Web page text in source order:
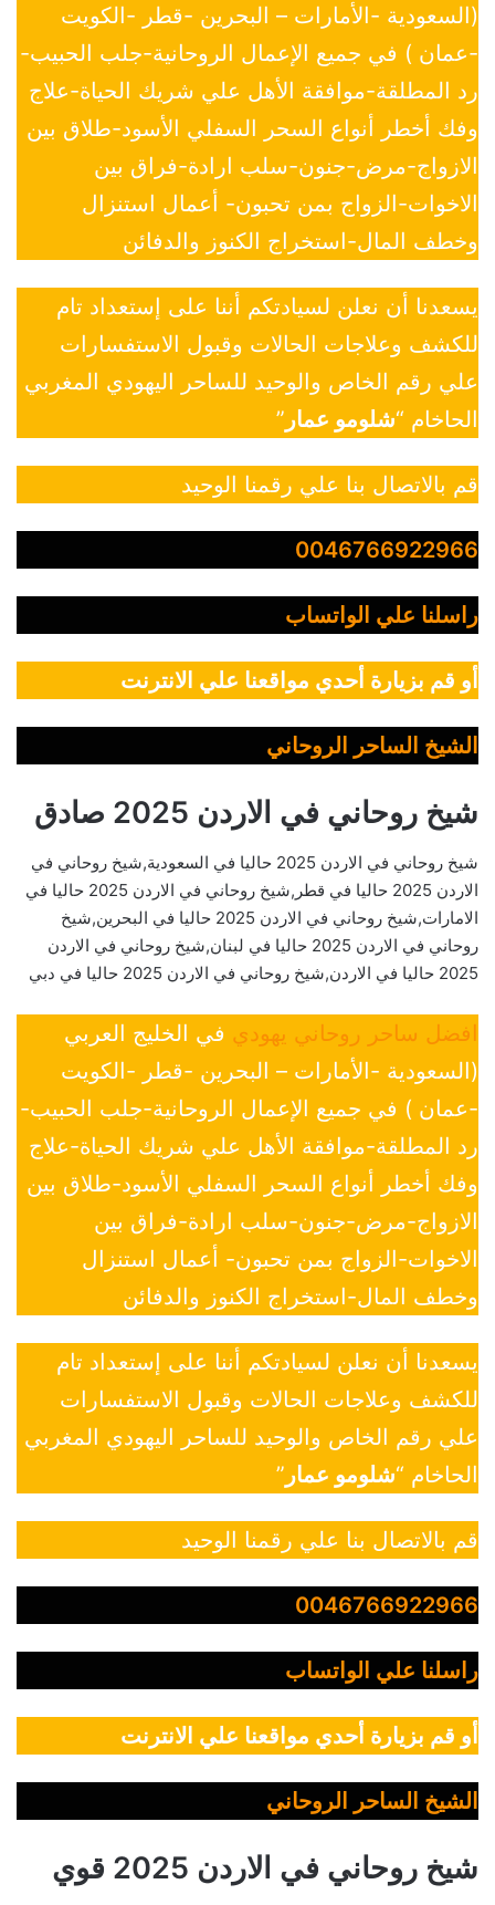
(السعودية -الأمارات – البحرين -قطر -الكويت
-عمان ) في جميع الإعمال الروحانية-جلب الحبيب-
رد المطلقة-موافقة الأهل علي شريك الحياة-علاج
وفك أخطر أنواع السحر السفلي الأسود-طلاق بين
الازواج-مرض-جنون-سلب ارادة-فراق بين
الاخوات-الزواج بمن تحبون- أعمال استنزال
وخطف المال-استخراج الكنوز والدفائن
يسعدنا أن نعلن لسيادتكم أننا على إستعداد تام
للكشف وعلاجات الحالات وقبول الاستفسارات
علي رقم الخاص والوحيد للساحر اليهودي المغربي
الحاخام “شلومو عمار ”
قم بالاتصال بنا علي رقمنا الوحيد
0046766922966
راسلنا علي الواتساب
أو قم بزيارة أحدي مواقعنا علي الانترنت
الشيخ الساحر الروحاني
شيخ روحاني في الاردن 2025 صادق
شيخ روحاني في الاردن 2025 حاليا في السعودية,شيخ روحاني في
الاردن 2025 حاليا في قطر,شيخ روحاني في الاردن 2025 حاليا في
الامارات,شيخ روحاني في الاردن 2025 حاليا في البحرين,شيخ
روحاني في الاردن 2025 حاليا في لبنان,شيخ روحاني في الاردن
2025 حاليا في الاردن,شيخ روحاني في الاردن 2025 حاليا في دبي
افضل ساحر روحاني يهودي في الخليج العربي
(السعودية -الأمارات – البحرين -قطر -الكويت
-عمان ) في جميع الإعمال الروحانية-جلب الحبيب-
رد المطلقة-موافقة الأهل علي شريك الحياة-علاج
وفك أخطر أنواع السحر السفلي الأسود-طلاق بين
الازواج-مرض-جنون-سلب ارادة-فراق بين
الاخوات-الزواج بمن تحبون- أعمال استنزال
وخطف المال-استخراج الكنوز والدفائن
يسعدنا أن نعلن لسيادتكم أننا على إستعداد تام
للكشف وعلاجات الحالات وقبول الاستفسارات
علي رقم الخاص والوحيد للساحر اليهودي المغربي
الحاخام “شلومو عمار ”
قم بالاتصال بنا علي رقمنا الوحيد
0046766922966
راسلنا علي الواتساب
أو قم بزيارة أحدي مواقعنا علي الانترنت
الشيخ الساحر الروحاني
شيخ روحاني في الاردن 2025 قوي